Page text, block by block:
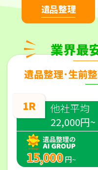
遺品整理
業界最
遺品整理･生前
1R
他社平均
22,000円~
15,000 円~